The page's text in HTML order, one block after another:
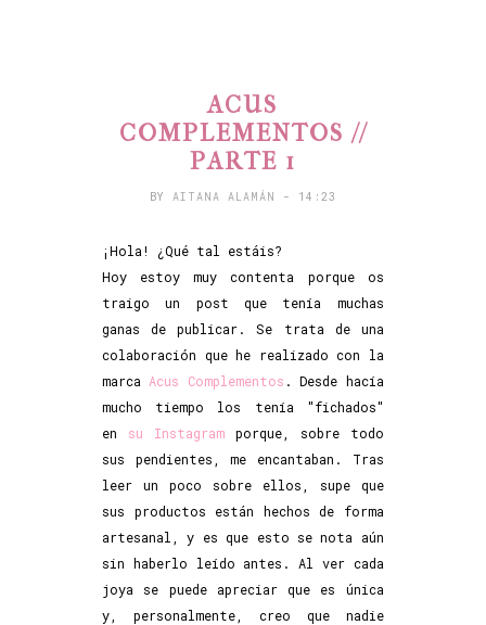
ACUS
COMPLEMENTOS //
PARTE 1
BY AITANA ALAMÁN - 14:23
¡Hola! ¿Qué tal estáis?
Hoy estoy muy contenta porque os
traigo un post que tenía muchas
ganas de publicar. Se trata de una
colaboración que he realizado con la
marca Acus Complementos . Desde hacía
mucho tiempo los tenía "fichados"
en su Instagramporque, sobre todo
sus pendientes, me encantaban. Tras
leer un poco sobre ellos, supe que
sus productos están hechos de forma
artesanal, y es que esto se nota aún
sin haberlo leído antes. Al ver cada
joya se puede apreciar que es única
y, personalmente, creo que nadie